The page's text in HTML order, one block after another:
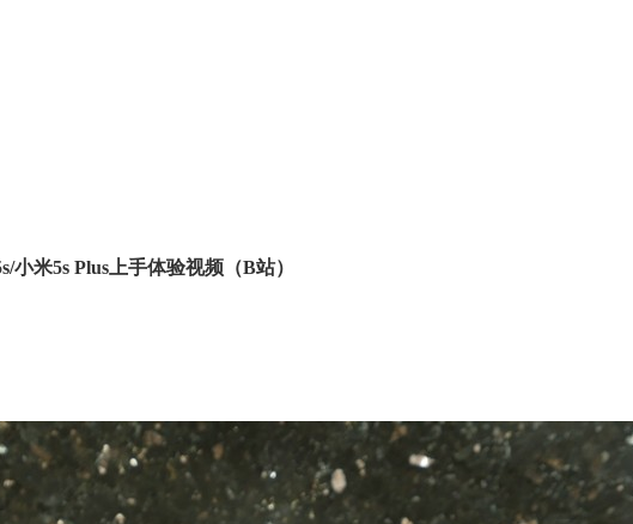
小米5s Plus上手体验视频（B站）